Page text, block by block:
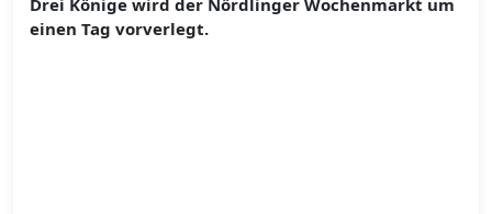
Drei Könige wird der Nördlinger Wochenmarkt um
einen Tag vorverlegt.